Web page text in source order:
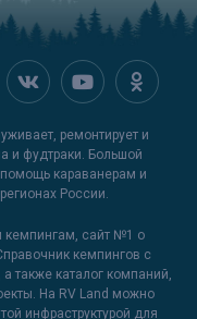
ремонтирует и
и фудтраки. Большой
караванерам и
России.
кемпингам, сайт №1 о
кемпингов с
также каталог компаний,
На RV Land можно
инфраструктурой для